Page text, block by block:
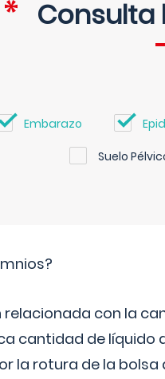
Consulta
Embarazo
Suelo
relacionada con la
cantidad de líquido
la rotura de la